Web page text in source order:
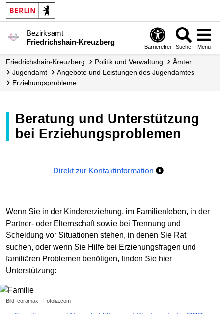
Bezirksamt
Friedrichshain-Kreuzberg
Barrierefrei Suche Menü
Friedrichshain-Kreuzberg Politik und Verwaltung
Ämter
Jugendamt
Angebote und Leistungen des Jugendamtes
Erziehungs­probleme
Beratung und Unterstützung
bei Erziehungsproblemen
Direkt zur Kontaktinformation
Wenn Sie in der Kindererziehung, im Familienleben, in der
Partner- oder Elternschaft sowie bei Trennung und
Scheidung vor Situationen stehen, in denen Sie Rat
suchen, oder wenn Sie Hilfe bei Erziehungsfragen und
familiären Problemen benötigen, finden Sie hier
Unterstützung:
Bild: coramax - Fotolia.com